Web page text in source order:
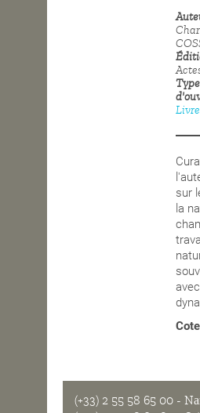
Type
sur
la
(+33) 2 55 58 65 00 -